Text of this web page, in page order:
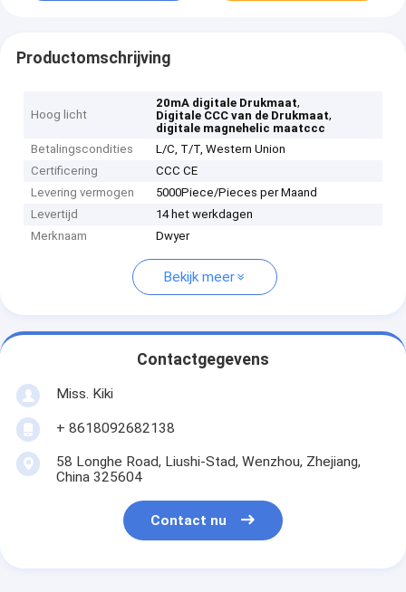
Productomschrijving
Hoog licht
20mA digitale Drukmaat,
Digitale CCC van de Drukmaat,
digitale magnehelic maatccc
Betalingscondities
L/C, T/T, Western Union
Certificering
CCC CE
Levering vermogen
5000Piece/Pieces per Maand
Levertijd
14 het werkdagen
Merknaam
Dwyer
Bekijk meer
Contactgegevens
Miss. Kiki
+ 8618092682138
58 Longhe Road, Liushi-Stad, Wenzhou, Zhejiang,
China 325604
Contact nu